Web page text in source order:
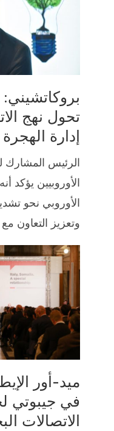
تحول نهج
إدارة الهجرة
الرئيس المشارك
الأوروبيين يؤكد
الأوروبي نحو
وتعزيز التعاون
ميد-أور
في جيبوتي
الاتصالات